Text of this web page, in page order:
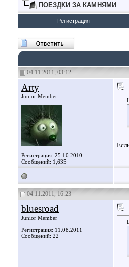
ПОЕЗДКИ ЗА КАМНЯМИ
Регистрация
04.11.2011, 03:12
Arty
Junior Member
Регистрация: 25.10.2010
Сообщений: 1,635
04.11.2011, 16:23
bluesroad
Junior Member
Регистрация: 11.08.2011
Сообщений: 22